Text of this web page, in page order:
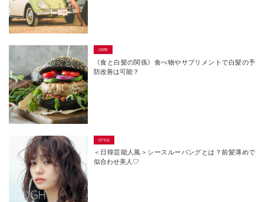
《食と白髪の関係》食べ物やサプリメントで白髪の予
防改善は可能？
＜日韓芸能人風＞シースルーバングとは？前髪薄めで
似合わせ美人♡